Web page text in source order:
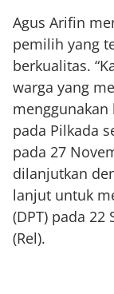
Agus Arifin
pemilih yang
berkualitas.
warga yang
menggunakan
pada Pilkada
pada 27
dilanjutkan
lanjut untuk
(DPT) pada 22
(Rel).